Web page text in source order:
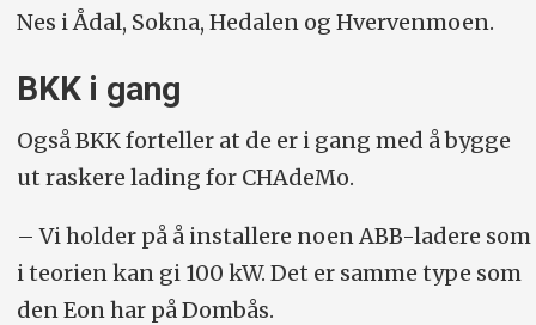
Nes i Ådal, Sokna, Hedalen og Hvervenmoen.
BKK i gang
Også BKK forteller at de er i gang med å bygge
ut raskere lading for CHAdeMo.
– Vi holder på å installere noen ABB-ladere som
i teorien kan gi 100 kW. Det er samme type som
den Eon har på Dombås.